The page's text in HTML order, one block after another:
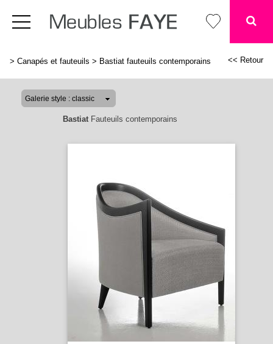
> Canapés et fauteuils > Bastiat fauteuils contemporains << Retour
BastiatFauteuils contemporains